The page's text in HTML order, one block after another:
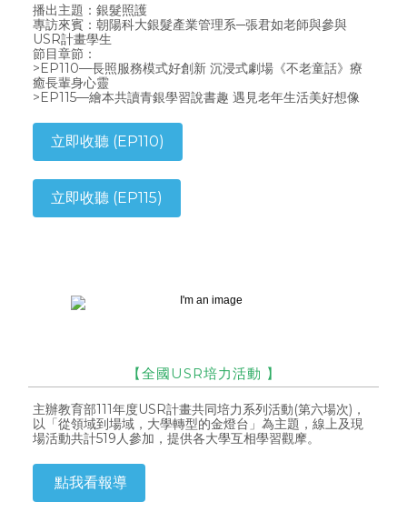
播出主題：銀髮照護
專訪來賓：朝陽科大銀髮產業管理系─張君如老師與參與
USR計畫學生
節目章節：
>EP110—長照服務模式好創新 沉浸式劇場《不老童話》療
癒長輩身心靈
>EP115—繪本共讀青銀學習說書趣 遇見老年生活美好想像
立即收聽 (EP110)
立即收聽 (EP115)
【全國USR培力活動 】
主辦教育部111年度USR計畫共同培力系列活動(第六場次)，
以「從領域到場域，大學轉型的金燈台」為主題，線上及現
場活動共計519人參加，提供各大學互相學習觀摩。
點我看報導